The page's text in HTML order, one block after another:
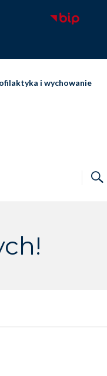
i wychowanie